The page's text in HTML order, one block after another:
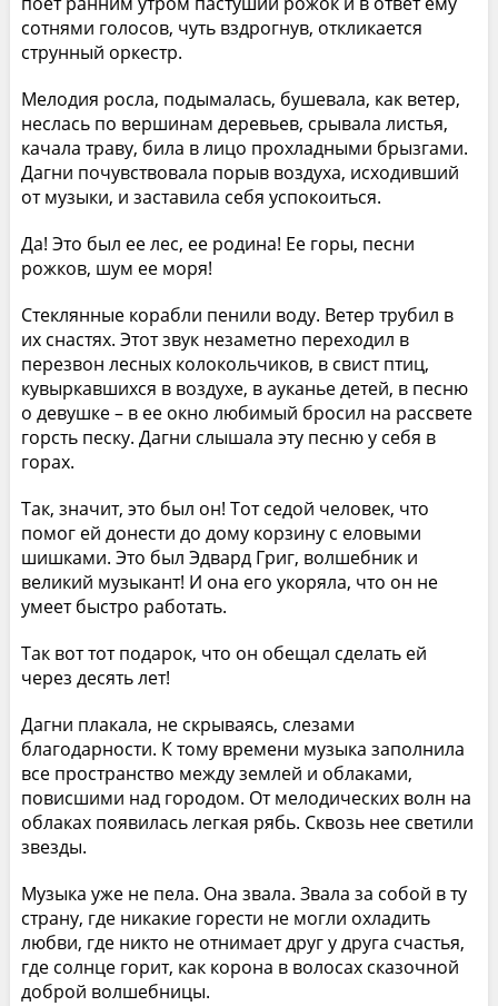
сотнями голосов, чуть вздрогнув, откликается
струнный оркестр.
Мелодия росла, подымалась, бушевала, как ветер,
неслась по вершинам деревьев, срывала листья,
качала траву, била в лицо прохладными брызгами.
Дагни почувствовала порыв воздуха, исходивший
от музыки, и заставила себя успокоиться.
Да! Это был ее лес, ее родина! Ее горы, песни
рожков, шум ее моря!
Стеклянные корабли пенили воду. Ветер трубил в
их снастях. Этот звук незаметно переходил в
перезвон лесных колокольчиков, в свист птиц,
кувыркавшихся в воздухе, в ауканье детей, в песню
о девушке – в ее окно любимый бросил на рассвете
горсть песку. Дагни слышала эту песню у себя в
горах.
Так, значит, это был он! Тот седой человек, что
помог ей донести до дому корзину с еловыми
шишками. Это был Эдвард Григ, волшебник и
великий музыкант! И она его укоряла, что он не
умеет быстро работать.
Так вот тот подарок, что он обещал сделать ей
через десять лет!
Дагни плакала, не скрываясь, слезами
благодарности. К тому времени музыка заполнила
все пространство между землей и облаками,
повисшими над городом. От мелодических волн на
облаках появилась легкая рябь. Сквозь нее светили
звезды.
Музыка уже не пела. Она звала. Звала за собой в ту
страну, где никакие горести не могли охладить
любви, где никто не отнимает друг у друга счастья,
где солнце горит, как корона в волосах сказочной
доброй волшебницы.